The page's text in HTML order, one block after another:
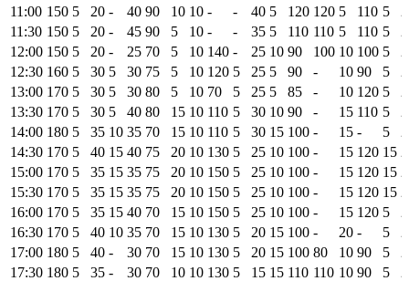
11:00 150 5 20 - 40 90 10 10 - - 40 5 120 120 5 110 5
11:30 150 5 20 - 45 90 5 10 - - 35 5 110 110 5 110 5
12:00 150 5 20 - 25 70 5 10 140 - 25 10 90 100 10 100 5
12:30 160 5 30 5 30 75 5 10 120 5 25 5 90 - 10 90 5
13:00 170 5 30 5 30 80 5 10 70 5 25 5 85 - 10 120 5
13:30 170 5 30 5 40 80 15 10 110 5 30 10 90 - 15 110 5
14:00 180 5 35 10 35 70 15 10 110 5 30 15 100 - 15 - 5
14:30 170 5 40 15 40 75 20 10 130 5 25 10 100 - 15 120 15
15:00 170 5 35 15 35 75 20 10 150 5 25 10 100 - 15 120 15
15:30 170 5 35 15 35 75 20 10 150 5 25 10 100 - 15 120 15
16:00 170 5 35 15 40 70 15 10 150 5 25 10 100 - 15 120 5
16:30 170 5 40 10 35 70 15 10 130 5 20 15 100 - 20 - 5
17:00 180 5 40 - 30 70 15 10 130 5 20 15 100 80 10 90 5
17:30 180 5 35 - 30 70 10 10 130 5 15 15 110 110 10 90 5